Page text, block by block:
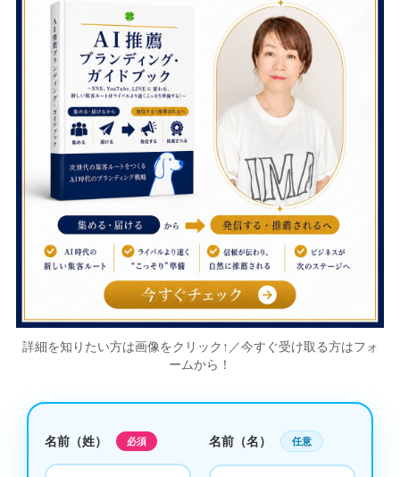
詳細を知りたい方は画像をクリック↑／今すぐ受け取る方はフォ
ームから！
名前（姓） 必須 名前（名） 任意